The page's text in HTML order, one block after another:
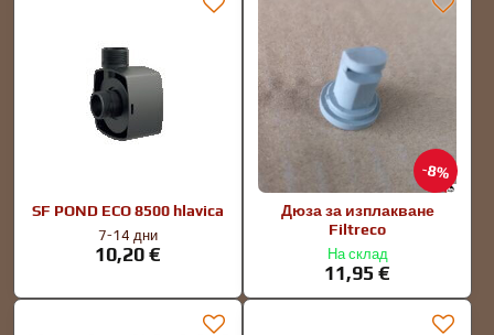
SF POND ECO 8500 hlavica
7-14 дни
10,20 €
8%
Дюза за изплакване
Filtreco
На склад
11,95 €